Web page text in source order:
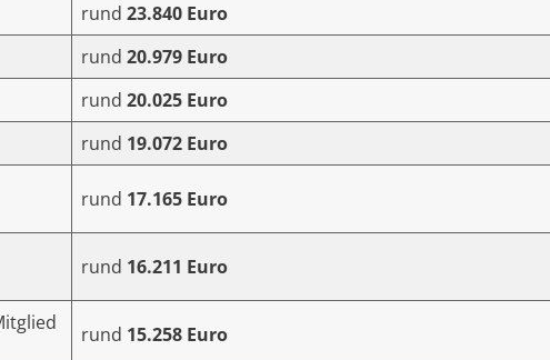
rund 23.840 Euro
rund 20.979 Euro
rund 20.025 Euro
rund 19.072 Euro
rund 17.165 Euro
rund 16.211 Euro
rund 15.258 Euro